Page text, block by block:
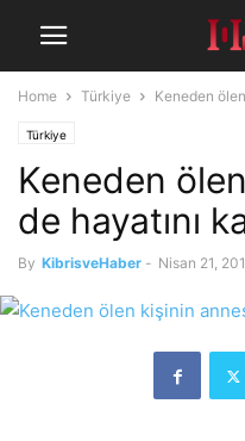
Home Türkiye Keneden
Türkiye
Keneden
de hayatını
By KibrisveHaber - Nisan 21,